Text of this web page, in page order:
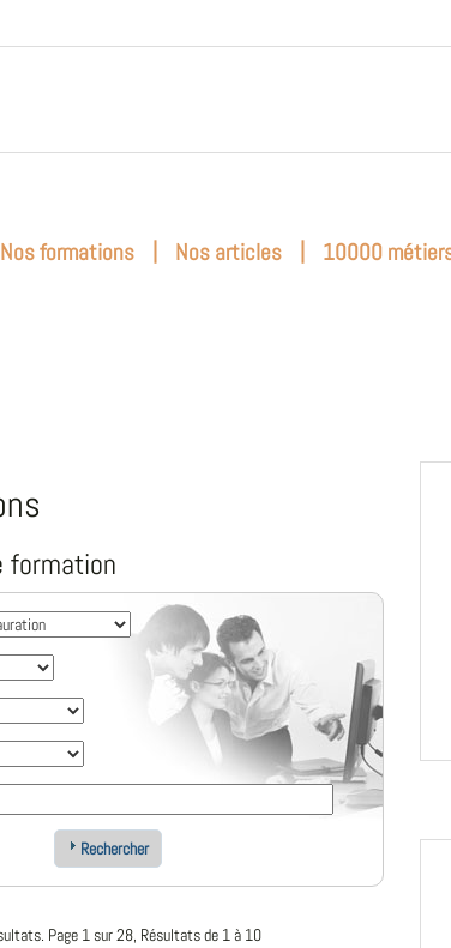
Nos formations | Nos articles | 10000
formation
Rechercher
Page 1 sur 28, Résultats de 1 à 10